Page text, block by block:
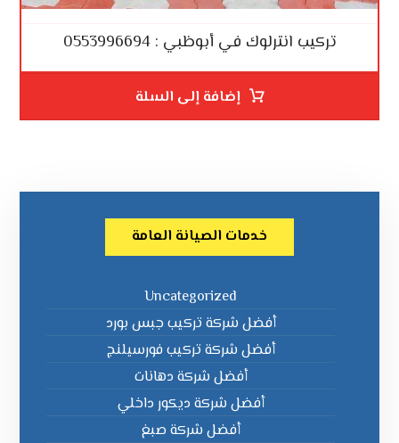
تركيب انترلوك في أبوظبي : 0553996694
إضافة إلى السلة
خدمات الصيانة العامة
Uncategorized
أفضل شركة تركيب جبس بورد
أفضل شركة تركيب فورسيلنج
أفضل شركة دهانات
أفضل شركة ديكور داخلي
أفضل شركة صبغ